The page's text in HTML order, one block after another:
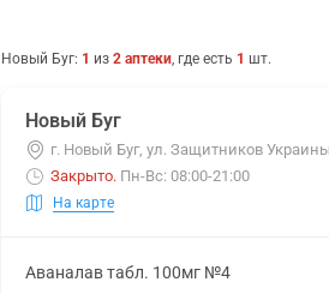
Новый Буг: 1 из 2 аптеки, где есть 1 шт.
Новый Буг
г. Новый Буг, ул. Защитников
Закрыто. Пн-Вс: 08:00-21:00
На карте
Аваналав табл. 100мг №4